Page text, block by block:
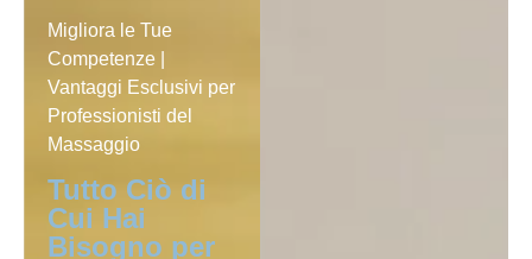
Migliora le Tue
Competenze |
Vantaggi Esclusivi per
Professionisti del
Massaggio
Tutto Ciò di
Cui Hai
Bisogno per